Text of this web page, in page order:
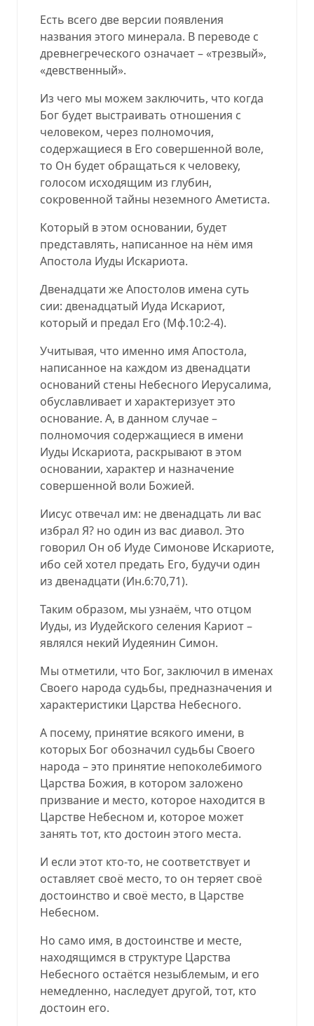
Есть всего две версии появления
названия этого минерала. В переводе с
древнегреческого означает – «трезвый»,
«девственный».
Из чего мы можем заключить, что когда
Бог будет выстраивать отношения с
человеком, через полномочия,
содержащиеся в Его совершенной воле,
то Он будет обращаться к человеку,
голосом исходящим из глубин,
сокровенной тайны неземного Аметиста.
Который в этом основании, будет
представлять, написанное на нём имя
Апостола Иуды Искариота.
Двенадцати же Апостолов имена суть
сии: двенадцатый Иуда Искариот,
который и предал Его (Мф.10:2-4).
Учитывая, что именно имя Апостола,
написанное на каждом из двенадцати
оснований стены Небесного Иерусалима,
обуславливает и характеризует это
основание. А, в данном случае –
полномочия содержащиеся в имени
Иуды Искариота, раскрывают в этом
основании, характер и назначение
совершенной воли Божией.
Иисус отвечал им: не двенадцать ли вас
избрал Я? но один из вас диавол. Это
говорил Он об Иуде Симонове Искариоте,
ибо сей хотел предать Его, будучи один
из двенадцати (Ин.6:70,71).
Таким образом, мы узнаём, что отцом
Иуды, из Иудейского селения Кариот –
являлся некий Иудеянин Симон.
Мы отметили, что Бог, заключил в именах
Своего народа судьбы, предназначения и
характеристики Царства Небесного.
А посему, принятие всякого имени, в
которых Бог обозначил судьбы Своего
народа – это принятие непоколебимого
Царства Божия, в котором заложено
призвание и место, которое находится в
Царстве Небесном и, которое может
занять тот, кто достоин этого места.
И если этот кто-то, не соответствует и
оставляет своё место, то он теряет своё
достоинство и своё место, в Царстве
Небесном.
Но само имя, в достоинстве и месте,
находящимся в структуре Царства
Небесного остаётся незыблемым, и его
немедленно, наследует другой, тот, кто
достоин его.